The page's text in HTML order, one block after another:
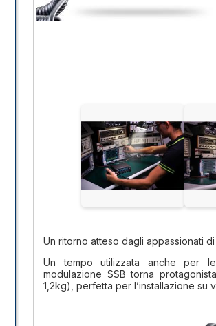
Un ritorno atteso dagli appassionati di
Un tempo utilizzata anche per
modulazione SSB torna
1,2kg), perfetta per l’installazione su